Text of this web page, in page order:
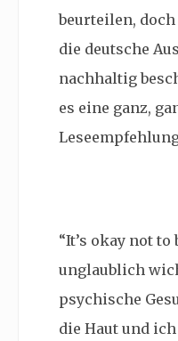
beurteilen,
die deutsche
nachhaltig
es eine ganz,
“It’s okay not to
unglaublich
psychische
die Haut und